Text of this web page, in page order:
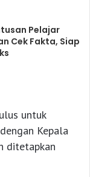
Pelajar
Cek Fakta, Siap
untuk
Kepala
ditetapkan